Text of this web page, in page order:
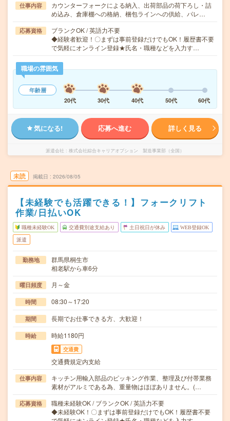
仕事内容
カウンターフォークによる納入、出荷部品の荷下ろし・詰
め込み、倉庫棚への格納、梱包ラインへの供給、パレ…
応募資格
ブランクOK / 英語力不要
◆経験者歓迎！〇まずは事前登録だけでもOK！履歴書不要
で気軽にオンライン登録★氏名・職種などを入力す…
職場の雰囲気
年齢層
20代
30代 40代 50代 60代
気になる! 応募へ進む 詳しく見る
派遣会社 株式会社綜合キャリアオプション 製造事業部（全国）
未読 掲載日 2026/08/05
【未経験でも活躍できる！】フォークリフト
作業/日払いOK
職種未経験OK 交通費別途支給あり 土日祝日が休み WEB登録OK
派遣
勤務地
群馬県桐生市
相老駅から車6分
曜日頻度 月～金
時間 08:30～17:20
期間 長期でお仕事できる方、大歓迎！
時給 時給1180円
交通費
交通費規定内支給
仕事内容
キッチン用輸入部品のピッキング作業、整理及び付帯業務
素材がアルミである為、重量物はほぼありません。(…
応募資格
職種未経験OK / ブランクOK / 英語力不要
◆未経験OK！〇まずは事前登録だけでもOK！履歴書不要